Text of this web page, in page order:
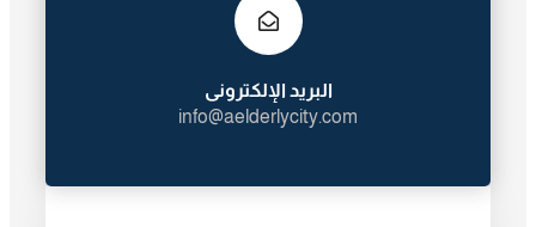
البريد الإلكترونى
info@aelderlycity.com